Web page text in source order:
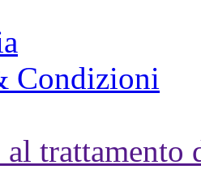
Condizioni
al trattamento